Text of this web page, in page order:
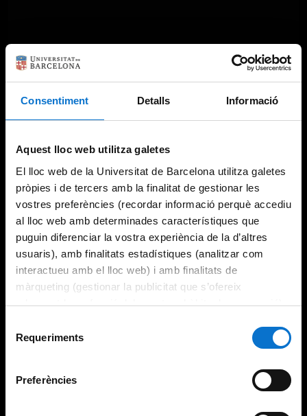
Consentiment Detalls Informació
Aquest lloc web utilitza galetes
El lloc web de la Universitat de Barcelona utilitza galetes
pròpies i de tercers amb la finalitat de gestionar les
vostres preferències (recordar informació perquè accediu
al lloc web amb determinades característiques que
puguin diferenciar la vostra experiència de la d’altres
usuaris), amb finalitats estadístiques (analitzar com
interactueu amb el lloc web) i amb finalitats de
màrqueting (gestionar la publicitat que s’ofereix
adequant-la en funció dels vostres hàbits de navegació).
consultar laPolítica de galetes del lloc web de la
Requeriments
Preferències